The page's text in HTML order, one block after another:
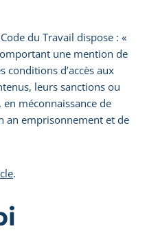
du Travail dispose : «
une mention de
conditions d’accès aux
leurs sanctions ou
méconnaissance de
an emprisonnement et de
.